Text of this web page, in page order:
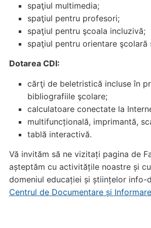
spaţiul multimedia;
spaţiul pentru profesori;
spaţiul pentru şcoala incluzivă;
spaţiul pentru orientare şcolară
Dotarea CDI:
cărţi de beletristică incluse în
bibliografiile şcolare;
calculatoare conectate la
multifuncțională, imprimantă,
tablă interactivă.
Vă invităm să ne vizitați pagina de
așteptăm cu activitățile noastre și
domeniul educației și științelor info-
Centrul de Documentare și Informare